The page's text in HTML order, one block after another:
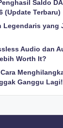
Saldo
(Update Terbaru)
Legendaris yang
Audio dan
Worth It?
Ganggu Lagi!